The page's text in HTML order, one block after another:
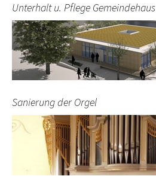
Unterhalt u. Pflege Gemeindehaus
Sanierung der Orgel